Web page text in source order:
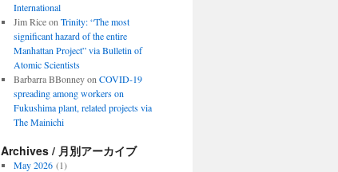
International
Jim Riceon Trinity: “The most
significant hazard of the entire
Manhattan Project” via Bulletin of
Atomic Scientists
Barbarra BBonneyon COVID-19
spreading among workers on
Fukushima plant, related projects via
The Mainichi
Archives / 月別アーカイブ
May 2026(1)